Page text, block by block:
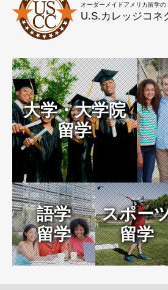
オーダーメイドアメリカ留学の
U.S.カレッジコネ
大学・大学院
留学
語学
留学
スポー
留学